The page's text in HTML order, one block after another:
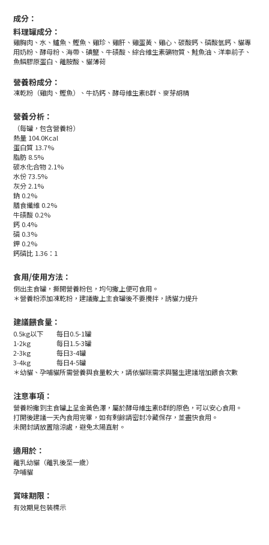
成分：
料理罐成分：
雞胸肉、水、鱸魚、鰹魚、雞珍、雞肝、雞蛋黃、雞心、碳酸鈣、磷酸氫鈣、貓專
用奶粉、酵母粉、海帶、碘鹽、牛磺酸、綜合維生素礦物質、鮭魚油、洋車前子、
魚鱗膠原蛋白、離胺酸、貓薄荷
營養粉成分：
凍乾粉（雞肉、鰹魚）、牛奶鈣、酵母維生素B群、麥芽胡精
營養分析：
（每罐，包含營養粉）
熱量 104.0Kcal
蛋白質 13.7%
脂肪 8.5%
碳水化合物 2.1%
水份 73.5%
灰分 2.1%
鈉 0.2%
膳食纖維 0.2%
牛磺酸 0.2%
鈣 0.4%
磷 0.3%
鉀 0.2%
鈣磷比 1.36：1
食用/使用方法：
倒出主食罐，撕開營養粉包，均勻撒上便可食用。
＊營養粉添加凍乾粉，建議撒上主食罐後不要攪拌，誘貓力提升
建議餵食量：
0.5kg以下
每日0.5-1罐
1-2kg
每日1.5-3罐
2-3kg
每日3-4罐
3-4kg
每日4-5罐
＊幼貓、孕哺貓所需營養與食量較大，請依貓咪需求與醫生建議增加餵食次數
注意事項：
營養粉撒到主食罐上呈金黃色澤，屬於酵母維生素B群的原色，可以安心食用。
打開後建議一天內食用完畢，如有剩餘請密封冷藏保存，並盡快食用。
未開封請放置陰涼處，避免太陽直射。
適用於：
離乳幼貓（離乳後至一歲）
孕哺貓
賞味期限：
有效期見包裝標示